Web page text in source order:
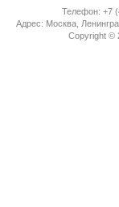
Телефон: +7
Адрес: Москва,
Copyright ©